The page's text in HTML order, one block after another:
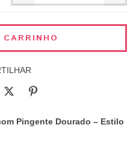
Pingente Dourado – Estilo